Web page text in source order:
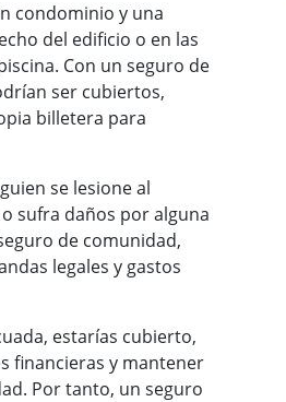
condominio y una
del edificio o en las
Con un seguro de
ser cubiertos,
billetera para
se lesione al
sufra daños por alguna
de comunidad,
legales y gastos
estarías cubierto,
financieras y mantener
Por tanto, un seguro